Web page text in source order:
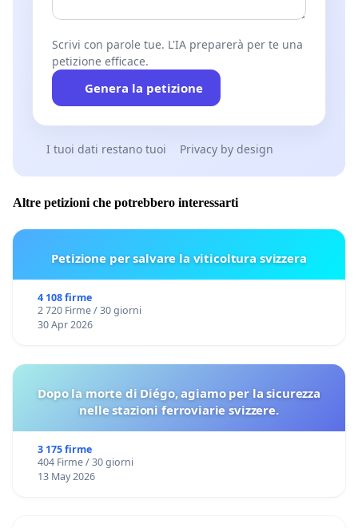
Scrivi con parole tue. L'IA preparerà per te una
petizione efficace.
Genera la petizione
I tuoi dati restano tuoi Privacy by design
Altre petizioni che potrebbero interessarti
Petizione per salvare la viticoltura svizzera
4 108 firme
2 720 Firme / 30 giorni
30 Apr 2026
Dopo la morte di Diégo, agiamo per la sicurezza
nelle stazioni ferroviarie svizzere.
3 175 firme
404 Firme / 30 giorni
13 May 2026